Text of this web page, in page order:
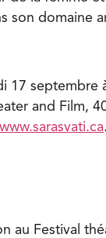
son domaine
17 septembre
and Film,
www.sarasvati.ca.
au Festival